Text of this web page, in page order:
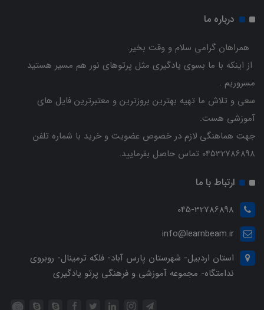
درباره ما
همراهان گرامی سلام و وقت بخیر.
از اینکه با ما بسوی یادگیری مثل پرتوهای نور هم مسیر هستید
مسروریم .
سعی و تلاش ما تهیه بهترین بروزترین و معتبرترین فایل های
آموزشی هست.
جهت هماهنگی لازم در خصوص عضویت و خرید با شماره تلفن
04532786898 تماس حاصل بفرمایید.
ارتباط با ما
045-32786898
info@learnbeam.ir
استان اردبیل- شهرستان پارس آباد- فلکه ترمینال- روبروی
ندامتگاه- مجموعه آموزشی و فرهنگی پرتو یادگیری